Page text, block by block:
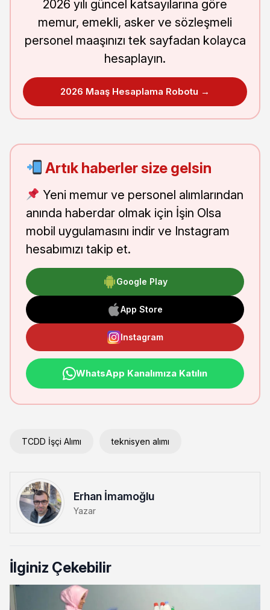
2026 yılı güncel katsayılarına göre
memur, emekli, asker ve sözleşmeli
personel maaşınızı tek sayfadan kolayca
hesaplayın.
2026 Maaş Hesaplama Robotu →
Artık haberler size gelsin
Yeni memur ve personel alımlarından
anında haberdar olmak için İşin Olsa
mobil uygulamasını indir ve Instagram
hesabımızı takip et.
Google Play
App Store
Instagram
WhatsApp Kanalımıza Katılın
TCDD İşçi Alımı teknisyen alımı
Erhan İmamoğlu
Yazar
İlginiz Çekebilir